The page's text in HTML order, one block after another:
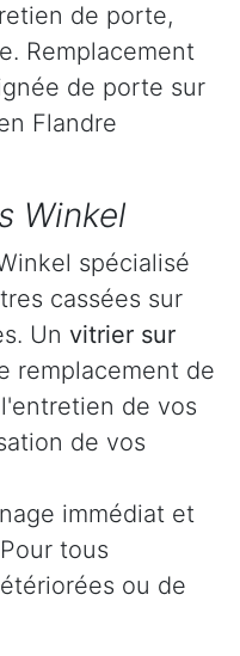
de porte,
Remplacement
de porte sur
Flandre
Winkel
spécialisé
cassées sur
Un vitrier sur
remplacement de
de vos
de vos
immédiat et
tous
ou de